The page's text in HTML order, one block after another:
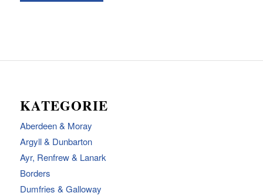
KATEGORIE
Aberdeen & Moray
Argyll & Dunbarton
Ayr, Renfrew & Lanark
Borders
Dumfries & Galloway